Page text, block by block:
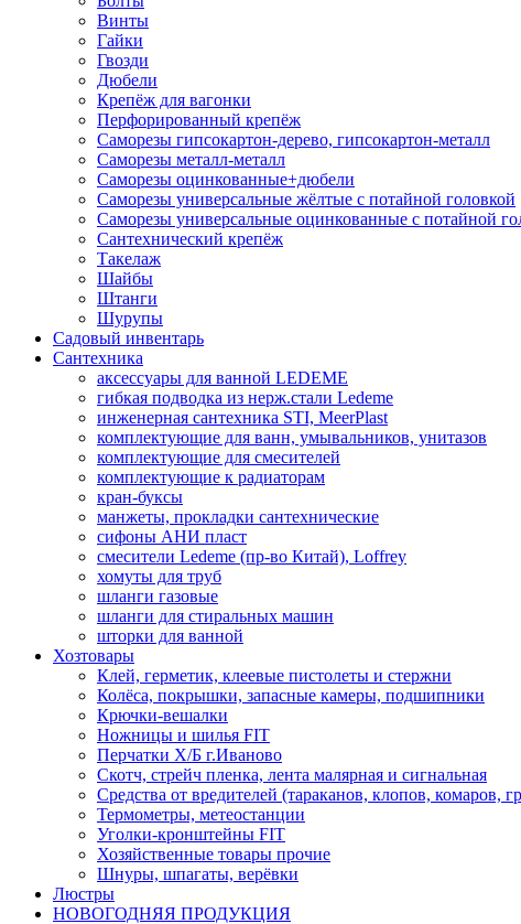
Винты
Гайки
Гвозди
Дюбели
Крепёж для вагонки
Перфорированный крепёж
Саморезы гипсокартон-дерево, гипсокартон-металл
Саморезы металл-металл
Саморезы оцинкованные+дюбели
Саморезы универсальные жёлтые с потайной головкой
Саморезы универсальные оцинкованные с потайной
Сантехнический крепёж
Такелаж
Шайбы
Штанги
Шурупы
Садовый инвентарь
Сантехника
аксессуары для ванной LEDEME
гибкая подводка из нерж.стали Ledeme
инженерная сантехника STI, MeerPlast
комплектующие для ванн, умывальников, унитазов
комплектующие для смесителей
комплектующие к радиаторам
кран-буксы
манжеты, прокладки сантехнические
сифоны АНИ пласт
смесители Ledeme (пр-во Китай), Loffrey
хомуты для труб
шланги газовые
шланги для стиральных машин
шторки для ванной
Хозтовары
Клей, герметик, клеевые пистолеты и стержни
Колёса, покрышки, запасные камеры, подшипники
Крючки-вешалки
Ножницы и шилья FIT
Перчатки Х/Б г.Иваново
Скотч, стрейч пленка, лента малярная и сигнальная
Средства от вредителей (тараканов, клопов, комаров,
Термометры, метеостанции
Уголки-кронштейны FIT
Хозяйственные товары прочие
Шнуры, шпагаты, верёвки
Люстры
НОВОГОДНЯЯ ПРОДУКЦИЯ